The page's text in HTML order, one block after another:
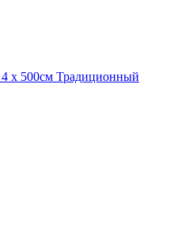
х 500см Традиционный